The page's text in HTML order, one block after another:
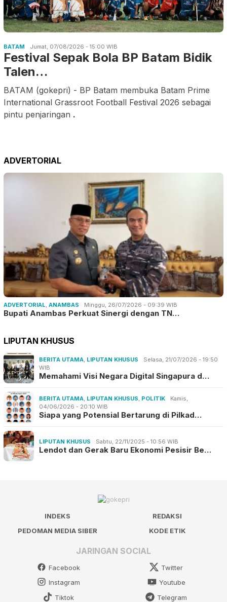
BATAM Jumat, 07/08/2026 - 15:00 WIB
Festival Sepak Bola BP Batam Bidik
Talen…
BATAM (gokepri) - BP Batam membuka Batam Prime
International Grassroot Football Festival 2026 sebagai
pintu penjaringan .
ADVERTORIAL
ADVERTORIAL, ANAMBAS Minggu, 26/07/2026 - 09:39 WIB
Bupati Anambas Perkuat Sinergi dengan TN…
LIPUTAN KHUSUS
BERITA UTAMA, LIPUTAN KHUSUS
Selasa, 21/07/2026 - 19:50
WIB
Memahami Visi Negara Digital Singapura d…
BERITA UTAMA, LIPUTAN KHUSUS, POLITIK
Kamis,
04/06/2026 - 20:10 WIB
Siapa yang Potensial Bertarung di Pilkad…
LIPUTAN KHUSUS Sabtu, 22/11/2025 - 10:56 WIB
Lendot dan Gerak Baru Ekonomi Pesisir Be…
INDEKS
REDAKSI
PEDOMAN MEDIA SIBER
KODE ETIK
JARINGAN SOCIAL
Facebook
Twitter
Instagram
Youtube
Tiktok
Telegram